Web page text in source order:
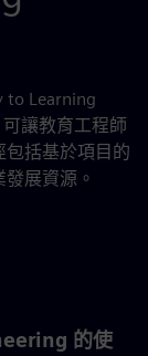
to Learning
讓教育工程師
括基於項目的
展資源。
的使